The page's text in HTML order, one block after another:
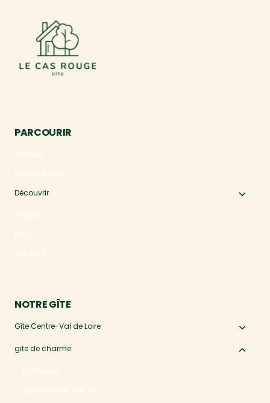
PARCOURIR
Accueil
Hébergement
Découvrir
Galerie
Blog
Contact
NOTRE GÎTE
Gîte Centre-Val de Loire
le
gite de charme
gite ruraux
gite en pleine nature